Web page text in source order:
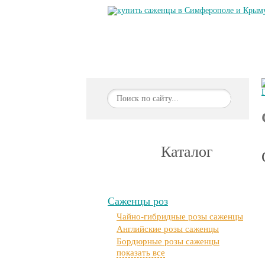
OK
Каталог
Саженцы роз
Чайно-гибридные розы саженцы
Английские розы саженцы
Бордюрные розы саженцы
Вьющиеся розы саженцы
показать все